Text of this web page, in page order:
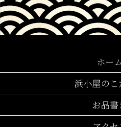
ホー
浜小屋のこ
お品書